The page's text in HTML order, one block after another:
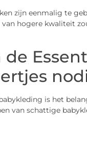
zijn eenmalig te
hogere kwaliteit
de
is het
van schattige